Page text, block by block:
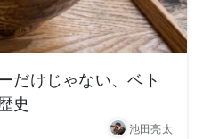
だけじゃない、ベト
史
池田亮太